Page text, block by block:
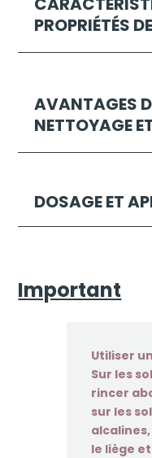
PROPRIÉTÉS
AVANTAGES
NETTOYAGE
DOSAGE ET
Important
Utiliser
Sur les
rincer
sur les
le liège